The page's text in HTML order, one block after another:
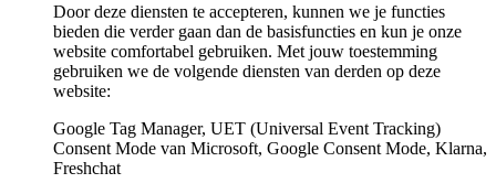
Door deze diensten te accepteren, kunnen we je functies
bieden die verder gaan dan de basisfuncties en kun je onze
website comfortabel gebruiken. Met jouw toestemming
gebruiken we de volgende diensten van derden op deze
website:
Google Tag Manager, UET (Universal Event Tracking)
Consent Mode van Microsoft, Google Consent Mode, Klarna,
Freshchat